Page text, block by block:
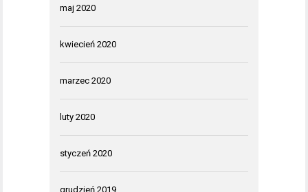
maj 2020
kwiecień 2020
marzec 2020
luty 2020
styczeń 2020
grudzień 2019